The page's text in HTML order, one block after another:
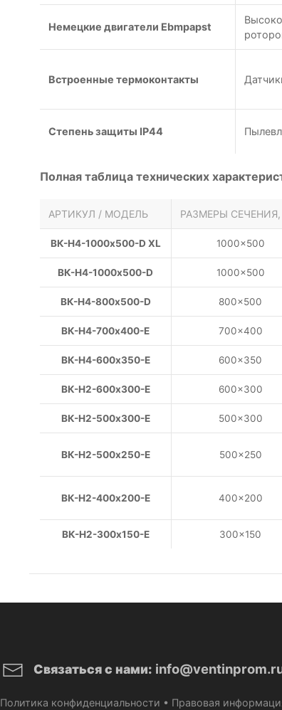
Немецкие двигатели Ebmpapst
Встроенные термоконтакты
Степень защиты IP44
Полная таблица технических
АРТИКУЛ / МОДЕЛЬ РАЗМЕРЫ
ВК-Н4-1000х500-D XL 1000×500
ВК-Н4-1000х500-D 1000×500
ВК-Н4-800х500-D 800×500
ВК-Н4-700х400-E 700×400
ВК-Н4-600х350-E 600×350
ВК-Н2-600х300-E 600×300
ВК-Н2-500х300-E 500×300
ВК-Н2-500х250-E 500×250
ВК-Н2-400х200-E 400×200
ВК-Н2-300х150-E 300×150
Связаться с нами:
Политика конфиденциальности • Правовая